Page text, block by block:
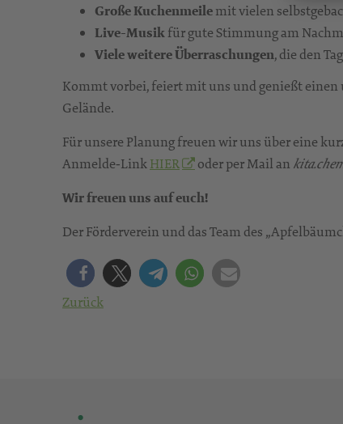
Große Kuchenmeilemit vielen
Live-Musikfür gute Stimmung am
Viele weitere Überraschungen, die den
Kommt vorbei, feiert mit uns und genießt
Gelände.
Für unsere Planung freuen wir uns über eine
Anmelde‑LinkHIER oder per Mail an
Wir freuen uns auf euch!
Der Förderverein und das Team des
Zurück